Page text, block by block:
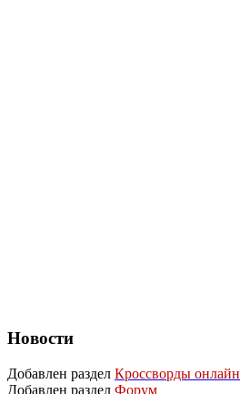
Новости
Добавлен раздел Кроссворды онлайн
Добавлен раздел Форум